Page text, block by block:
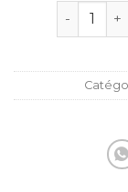
quantité